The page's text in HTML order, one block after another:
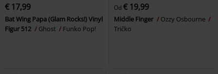
€ 17,99
Bat Wing Papa (Glam Rocks!) Vinyl
Figur 512
Ghost Funko Pop!
Od € 19,99
Middle Finger
Ozzy Osbourne
Tričko